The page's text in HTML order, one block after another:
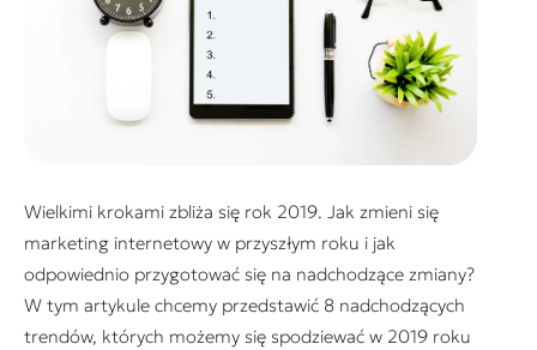
Wielkimi krokami zbliża się rok 2019. Jak zmieni się
marketing internetowy w przyszłym roku i jak
odpowiednio przygotować się na nadchodzące zmiany?
W tym artykule chcemy przedstawić 8 nadchodzących
trendów, których możemy się spodziewać w 2019 roku